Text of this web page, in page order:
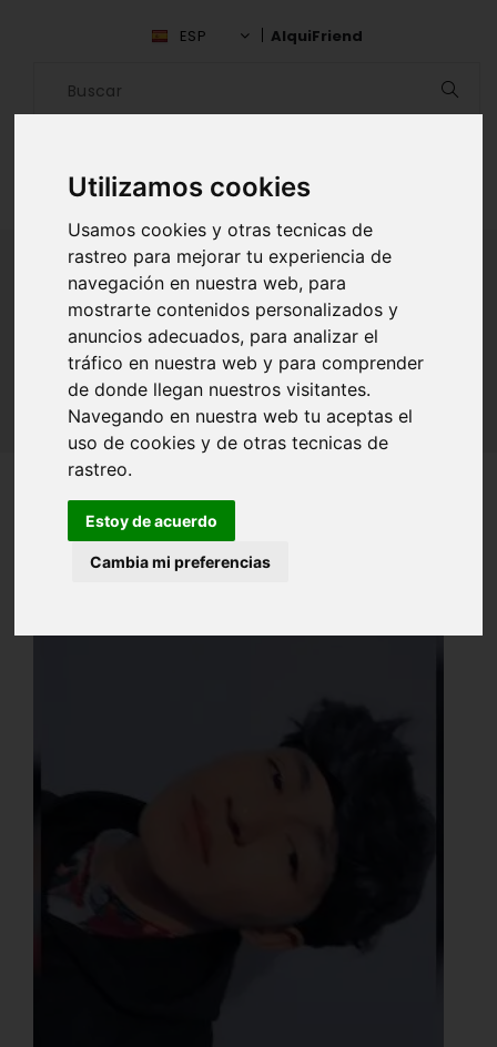
Utilizamos cookies
Usamos cookies y otras tecnicas de
rastreo para mejorar tu experiencia de
navegación en nuestra web, para
mostrarte contenidos personalizados y
anuncios adecuados, para analizar el
tráfico en nuestra web y para comprender
de donde llegan nuestros visitantes.
Navegando en nuestra web tu aceptas el
uso de cookies y de otras tecnicas de
rastreo.
Estoy de acuerdo
Cambia mi preferencias
ESP AlquiFriend
ALQUILAR AMIGO
Inicio Amigos Puebla Oscar Axel